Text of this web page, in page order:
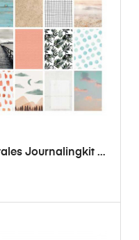
Journalingkit -